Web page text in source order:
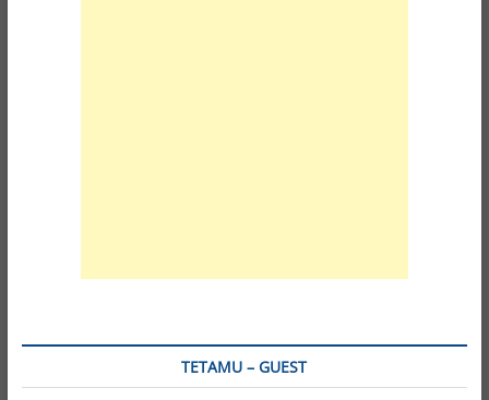
TETAMU – GUEST